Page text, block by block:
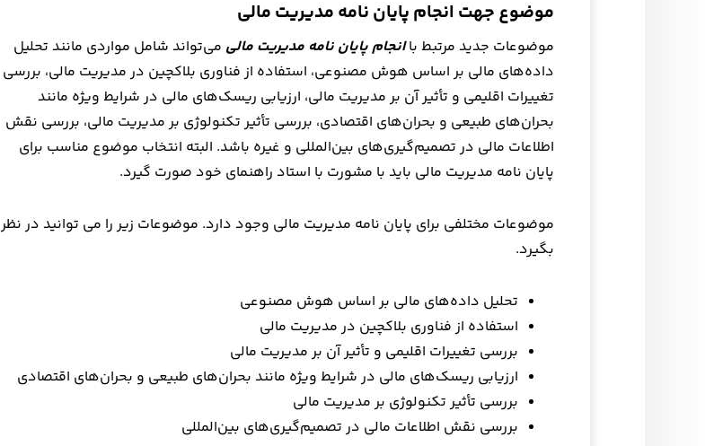
موضوع جهت انجام پایان نامه مدیریت مالی
موضوعات جدید مرتبط باانجام پایان نامه مدیریت مالی می‌تواند شامل مواردی مانند تحلیل
داده‌های مالی بر اساس هوش مصنوعی، استفاده از فناوری بلاکچین در مدیریت مالی، بررسی
تغییرات اقلیمی و تأثیر آن بر مدیریت مالی، ارزیابی ریسک‌های مالی در شرایط ویژه مانند
بحران‌های طبیعی و بحران‌های اقتصادی، بررسی تأثیر تکنولوژی بر مدیریت مالی، بررسی نقش
اطلاعات مالی در تصمیم‌گیری‌های بین‌المللی و غیره باشد. البته انتخاب موضوع مناسب برای
پایان نامه مدیریت مالی باید با مشورت با استاد راهنمای خود صورت گیرد.
موضوعات مختلفی برای پایان نامه مدیریت مالی وجود دارد. موضوعات زیر را می توانید در نظر
بگیرد.
تحلیل داده‌های مالی بر اساس هوش مصنوعی
استفاده از فناوری بلاکچین در مدیریت مالی
بررسی تغییرات اقلیمی و تأثیر آن بر مدیریت مالی
ارزیابی ریسک‌های مالی در شرایط ویژه مانند بحران‌های طبیعی و بحران‌های اقتصادی
بررسی تأثیر تکنولوژی بر مدیریت مالی
بررسی نقش اطلاعات مالی در تصمیم‌گیری‌های بین‌المللی